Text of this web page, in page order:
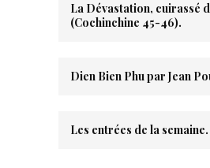
La Dévastation, cuirassé
(Cochinchine 45-46).
Dien Bien Phu par Jean
Les entrées de la semaine.